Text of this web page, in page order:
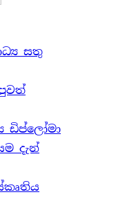
සතු
ඩිප්ලෝමා
දැන්